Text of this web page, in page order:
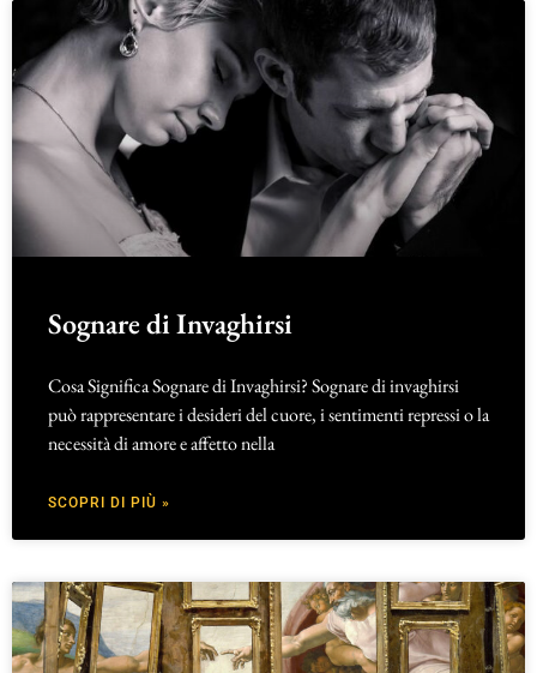
Sognare di Invaghirsi
Cosa Significa Sognare di Invaghirsi? Sognare di invaghirsi
può rappresentare i desideri del cuore, i sentimenti repressi o la
necessità di amore e affetto nella
SCOPRI DI PIÙ »